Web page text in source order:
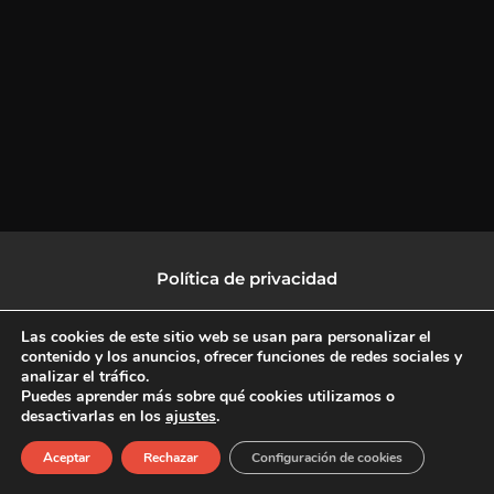
Política de privacidad
Política de protección de datos
F
a
c
X
-
L
i
n
I
n
s
Copyright © 2026 CulturalTV
Las cookies de este sitio web se usan para personalizar el
contenido y los anuncios, ofrecer funciones de redes sociales y
analizar el tráfico.
Puedes aprender más sobre qué cookies utilizamos o
desactivarlas en los ajustes.
Aceptar Rechazar Configuración de cookies